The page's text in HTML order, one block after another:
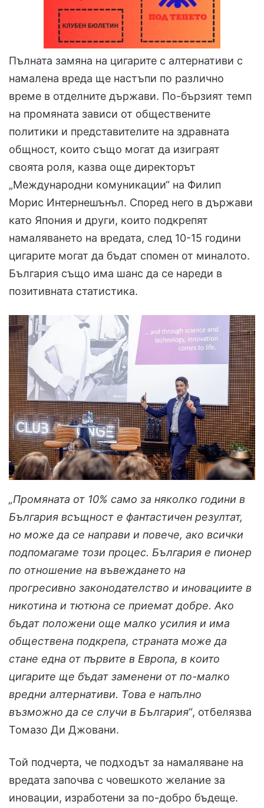
Пълната замяна на цигарите с алтернативи с
намалена вреда ще настъпи по различно
време в отделните държави. По-бързият темп
на промяната зависи от обществените
политики и представителите на здравната
общност, които също могат да изиграят
своята роля, казва още директорът
„Международни комуникации“ на Филип
Морис Интернешънъл. Според него в държави
като Япония и други, които подкрепят
намаляването на вредата, след 10-15 години
цигарите могат да бъдат спомен от миналото.
България също има шанс да се нареди в
позитивната статистика.
„Промяната от 10% само за няколко години в
България всъщност е фантастичен резултат,
но може да се направи и повече, ако всички
подпомагаме този процес. България е пионер
по отношение на въвеждането на
прогресивно законодателство и иновациите в
никотина и тютюна се приемат добре. Ако
бъдат положени още малко усилия и има
обществена подкрепа, страната може да
стане една от първите в Европа, в които
цигарите ще бъдат заменени от по-малко
вредни алтернативи. Това е напълно
възможно да се случи в България“, отбелязва
Томазо Ди Джовани.
Той подчерта, че подходът за намаляване на
вредата започва с човешкото желание за
иновации, изработени за по-добро бъдеще.